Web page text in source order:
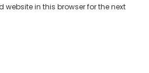
website in this browser for the next